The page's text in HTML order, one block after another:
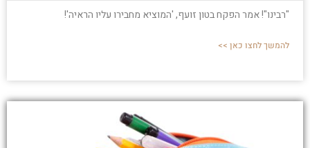
"רבינו"! אמר הפקח בטון זועף, 'המוציא מחבירו עליו הראיה'!
להמשך לחצו כאן >>